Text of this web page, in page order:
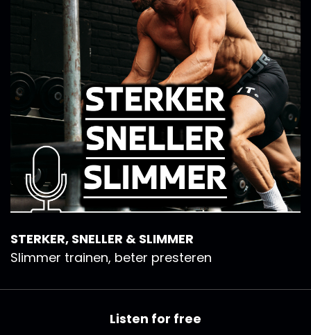
STERKER, SNELLER & SLIMMER
Slimmer trainen, beter presteren
Listen for free